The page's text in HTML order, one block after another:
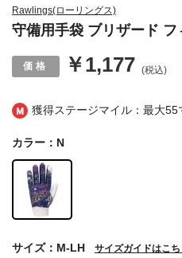
獲得ステージマイル：最大55
Rawlings(ローリングス)
守備用手袋 ブリザード
￥1,177 (税込)
カラー：N
サイズ：M-LH サイズガイドはこち